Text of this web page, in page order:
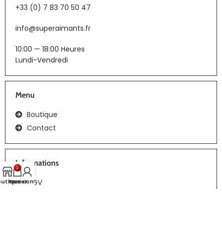
+33 (0) 7 83 70 50 47
info@superaimants.fr
10:00 — 18:00 Heures
Lundi-Vendredi
Menu
Boutique
Contact
Informations
CGV
0
Panier
Mon compte